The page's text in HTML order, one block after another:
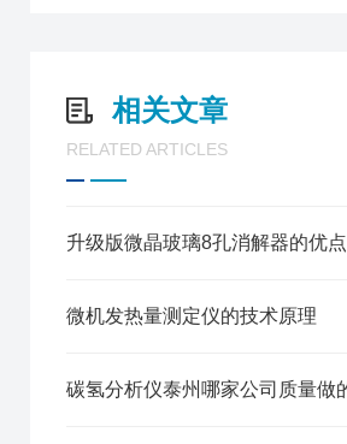
相关文章
RELATED ARTICLES
升级版微晶玻璃8孔消解器的优点
微机发热量测定仪的技术原理